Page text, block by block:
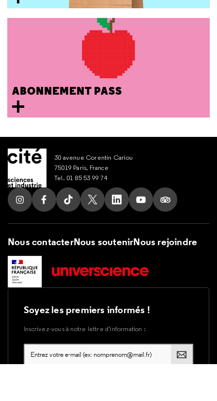
ABONNEMENT PASS
30 avenue Corentin Cariou
75019 Paris, France
Tel. 01 85 53 99 74
Suivez nous sur Instagram
Suivez nous sur Facebook
Suivez nous sur Tik Tok
Suivez nous sur X
Suivez nous sur LinkedIn
Suivez nous sur
Suivez nous
Nous contacterNous soutenirNous rejoindre
Soyez les premiers informés !
Inscrivez-vous à notre lettre d’information :